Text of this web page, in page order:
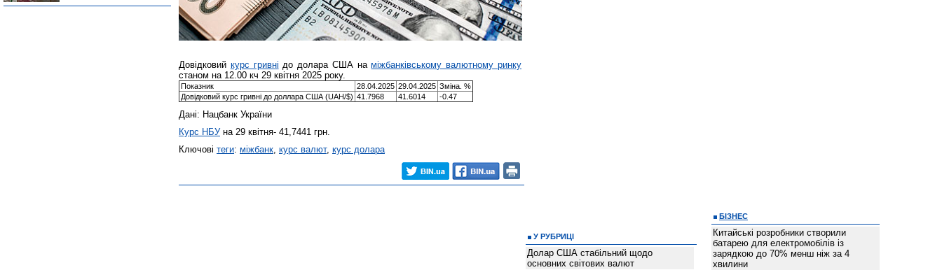
Довідковий курс гривні до долара США наміжбанківському валютному ринку
станом на 12.00 кч 29 квітня 2025 року.
Показник 28.04.2025 29.04.2025 Зміна. %
Довідковий курс гривні до доллара США (UAH/$) 41.7968 41.6014 -0.47
Дані: Нацбанк України
Курс НБУна 29 квітня- 41,7441 грн.
Ключові теги: міжбанк, курс валют, курс долара
У РУБРИЦІ
Долар США стабільний щодо
основних світових валют
БІЗНЕС
Китайські розробники створили
батарею для електромобілів із
зарядкою до 70% менш ніж за 4
хвилини